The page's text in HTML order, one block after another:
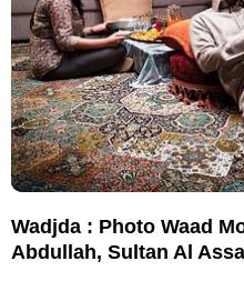
Wadjda : Photo Waad
Abdullah, Sultan Al